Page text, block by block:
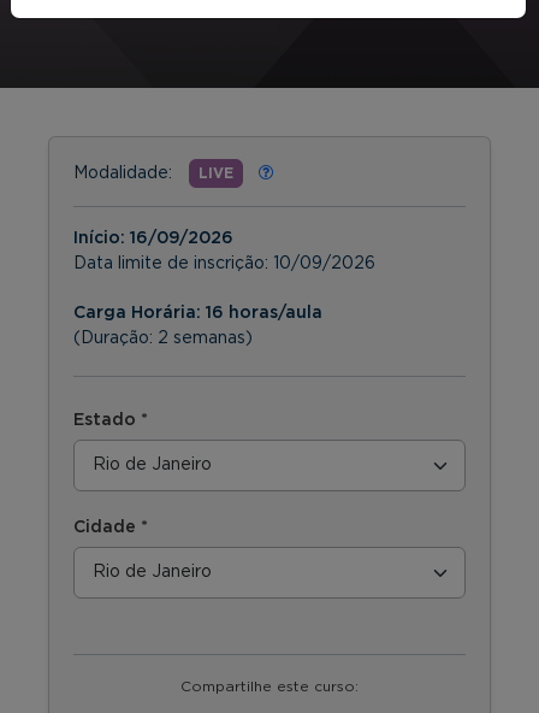
Modalidade: LIVE
Início: 16/09/2026
Data limite de inscrição: 10/09/2026
Carga Horária: 16 horas/aula
(Duração: 2 semanas)
Estado *
Cidade *
Compartilhe este curso: